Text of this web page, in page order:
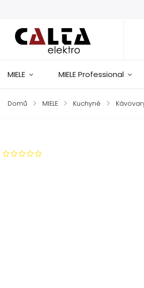
MIELE MIELE Professional
Domů / MIELE / Kuchyně /